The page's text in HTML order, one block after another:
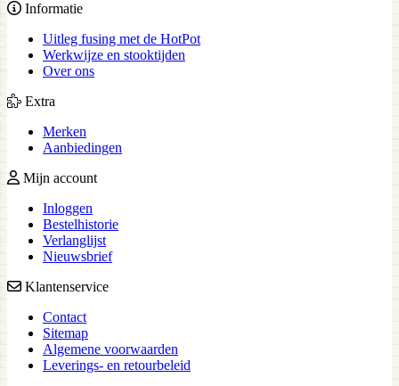
Informatie
Uitleg fusing met de HotPot
Werkwijze en stooktijden
Over ons
Extra
Merken
Aanbiedingen
Mijn account
Inloggen
Bestelhistorie
Verlanglijst
Nieuwsbrief
Klantenservice
Contact
Sitemap
Algemene voorwaarden
Leverings- en retourbeleid